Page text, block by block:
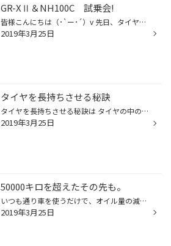
GR-XⅡ＆NH100C 試乗会!
皆様こんにちは（･`ー･´）v 先日、タイヤ館スタッフ内で行われたGR-XⅡとNH100Cの試乗会に行ってきました～☆ 試乗車はトヨタ アクアで、タイヤサイズは175/65R15でした。 まずはGR-XⅡを装着したアクアを試乗ε=ε=ε=ε=ε=(ｏ゜―゜)ｏブーン！！ まず感じたのが乗り心地が良い!! 道路の段差やマンホール...
2019年3月25日
タイヤを長持ちさせる秘訣
タイヤを長持ちさせる秘訣は タイヤの中の空気圧がしっかり入っているかどうかと タイヤが正しい角度で地面に接地しているかどうかこの二つが大切になって行きます。
2019年3月25日
50000キロを超えたその先も。
いつも通り車を使うだけで、オイル量の減少と漏れ・にじみを防止、抑制し回復します。 HeteroCyclicCompound技術により、エンジンに使用されているオイルシールへ直接作用することで、 オイル漏れ・にじみの原因となるオイルシール性能を回復、更にオイルシール性能低下を予防し 高い持続性能効果を...
2019年3月25日